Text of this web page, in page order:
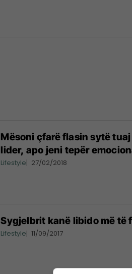
Mësoni çfarë flasin sytë
lider, apo jeni tepër
Lifestyle 27/02/2018
Sygjelbrit kanë libido më të
Lifestyle 11/09/2017